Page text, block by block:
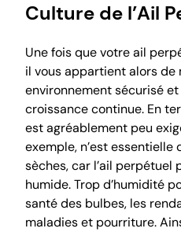
Culture de l’Ail
Une fois que votre ail
il vous appartient alors de
environnement sécurisé
croissance continue. En
est agréablement peu
exemple, n’est
sèches, car l’ail perpétuel
humide. Trop d’humidité
santé des bulbes, les
maladies et pourriture.